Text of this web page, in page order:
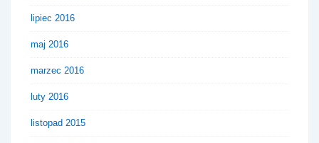
lipiec 2016
maj 2016
marzec 2016
luty 2016
listopad 2015